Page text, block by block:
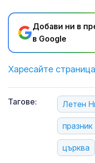
Добави ни в
в Google
Харесайте
Тагове: Летен
празник
църква